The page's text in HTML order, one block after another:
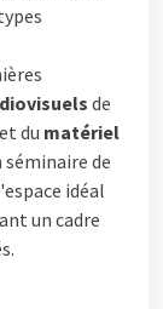
de
du matériel
séminaire de
idéal
un cadre